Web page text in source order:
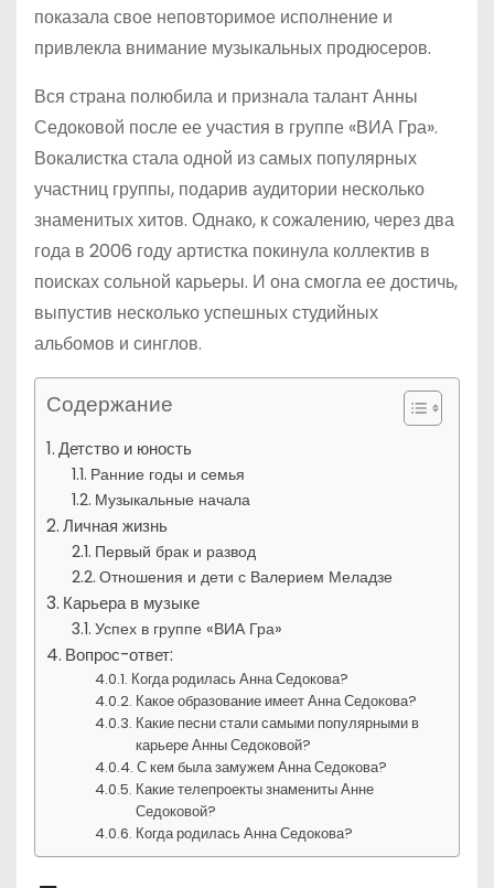
показала свое неповторимое исполнение и
привлекла внимание музыкальных продюсеров.
Вся страна полюбила и признала талант Анны
Седоковой после ее участия в группе «ВИА Гра».
Вокалистка стала одной из самых популярных
участниц группы, подарив аудитории несколько
знаменитых хитов. Однако, к сожалению, через два
года в 2006 году артистка покинула коллектив в
поисках сольной карьеры. И она смогла ее достичь,
выпустив несколько успешных студийных
альбомов и синглов.
Содержание
Детство и юность
Ранние годы и семья
Музыкальные начала
Личная жизнь
Первый брак и развод
Отношения и дети с Валерием Меладзе
Карьера в музыке
Успех в группе «ВИА Гра»
Вопрос-ответ:
Когда родилась Анна Седокова?
Какое образование имеет Анна Седокова?
Какие песни стали самыми популярными в
карьере Анны Седоковой?
С кем была замужем Анна Седокова?
Какие телепроекты знамениты Анне
Седоковой?
Когда родилась Анна Седокова?